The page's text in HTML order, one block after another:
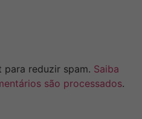
reduzir spam. Saiba
são processados.